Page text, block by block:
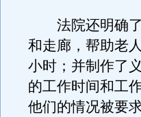
法院还明确了
和走廊，帮助老
小时；并制作了
的工作时间和工
他们的情况被要